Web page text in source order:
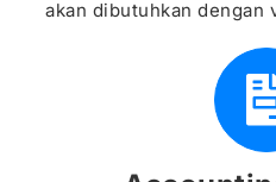
akan dibutuhkan dengan